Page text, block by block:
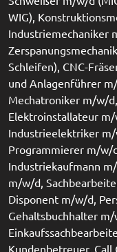
WIG),
Industriemechaniker
Schleifen), CNC-
und Anlagenführer
Mechatroniker m/w/
Elektroinstallateur
Industrieelektriker m/
Programmierer m/w/
Industriekaufmann
m/w/d,
Disponent m/w/d,
Gehaltsbuchhalter
Kundenbetreuer,